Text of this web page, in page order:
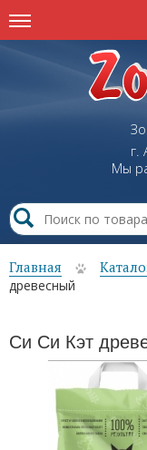
г.
Мы
Главная
древесный
Си Си Кэт